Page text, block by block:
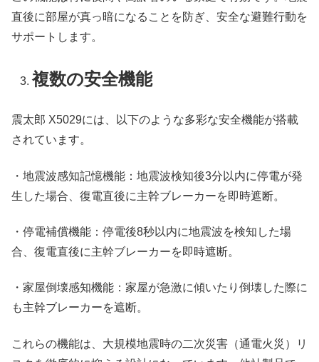
直後に部屋が真っ暗になることを防ぎ、安全な避難行動を
サポートします。
複数の安全機能
震太郎 X5029には、以下のような多彩な安全機能が搭載
されています。
・地震波感知記憶機能：地震波検知後3分以内に停電が発
生した場合、復電直後に主幹ブレーカーを即時遮断。
・停電補償機能：停電後8秒以内に地震波を検知した場
合、復電直後に主幹ブレーカーを即時遮断。
・家屋倒壊感知機能：家屋が急激に傾いたり倒壊した際に
も主幹ブレーカーを遮断。
これらの機能は、大規模地震時の二次災害（通電火災）リ